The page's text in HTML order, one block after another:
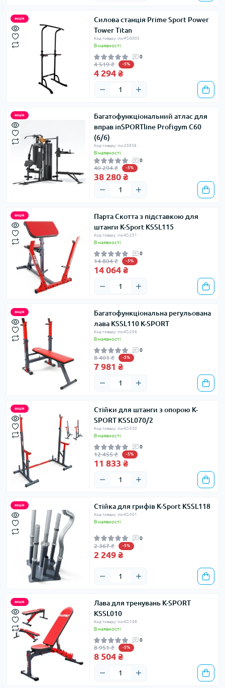
акція
Силова станція Prime Sport Power
Tower Titan
Код товару: ins-PS-0005
В наявності
0
4 519 ₴ -5%
4 294 ₴
акція
Багатофункціональний атлас для
вправ inSPORTline Profigym C60
(6/6)
Код товару: ins-25936
В наявності
0
40 294 ₴ -5%
38 280 ₴
акція
Парта Скотта з підставкою для
штанги K-Sport KSSL115
Код товару: ins-KS-251
В наявності
0
14 804 ₴ -5%
14 064 ₴
акція
Багатофункціональна регульована
лава KSSL110 K-SPORT
Код товару: ins-KS-256
В наявності
0
8 401 ₴ -5%
7 981 ₴
акція
Стійки для штанги з опорою K-
SPORT KSSL070/2
Код товару: ins-KS-330
В наявності
0
12 455 ₴ -5%
11 833 ₴
акція Стійка для грифів K-Sport KSSL118
Код товару: ins-KS-351
В наявності
0
2 367 ₴ -5%
2 249 ₴
акція
Лава для тренувань K-SPORT
KSSL010
Код товару: ins-KS-108
В наявності
0
8 951 ₴ -5%
8 504 ₴